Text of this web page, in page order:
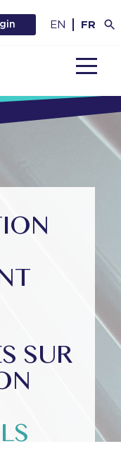
EN FR
SUR